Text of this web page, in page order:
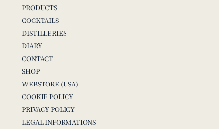
PRODUCTS
COCKTAILS
DISTILLERIES
DIARY
CONTACT
SHOP
WEBSTORE (USA)
COOKIE POLICY
PRIVACY POLICY
LEGAL INFORMATIONS